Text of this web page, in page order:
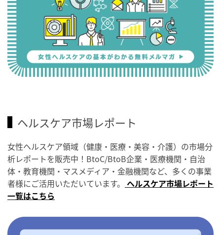
ヘルスケア市場レポート
女性ヘルスケア領域（健康・医療・美容・介護）の市場分
析レポートを販売中！BtoC/BtoB企業・医療機関・自治
体・教育機関・マスメディア・金融機関など、多くの事業
者様にご活用いただいています。 ヘルスケア市場レポート
一覧はこちら